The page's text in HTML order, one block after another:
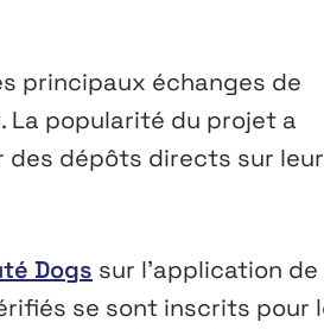
principaux échanges de
popularité du projet a
des dépôts directs sur
Dogs sur l’application de
se sont inscrits pour